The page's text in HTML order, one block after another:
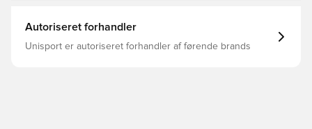
Autoriseret forhandler
Unisport er autoriseret forhandler af førende brands